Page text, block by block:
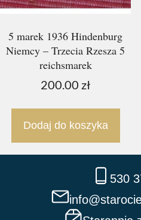
5 marek 1936 Hindenburg
Niemcy – Trzecia Rzesza 5
reichsmarek
200.00 zł
Dodaj do koszyka
530